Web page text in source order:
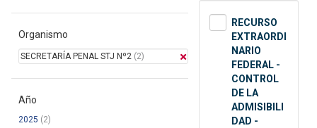
Organismo
SECRETARÍA PENAL STJ Nº2 (2)
Año
2025 (2)
RECURSO
EXTRAORDI
NARIO
FEDERAL -
CONTROL
DE LA
ADMISIBILI
DAD -